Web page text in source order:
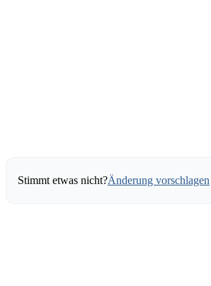
Stimmt etwas nicht?Änderung vorschlagen